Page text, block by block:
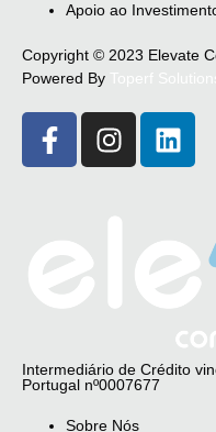
Apoio ao
Copyright © 2023 Elevate
Powered By
Intermediário de Crédito
Portugal nº0007677
Sobre Nós